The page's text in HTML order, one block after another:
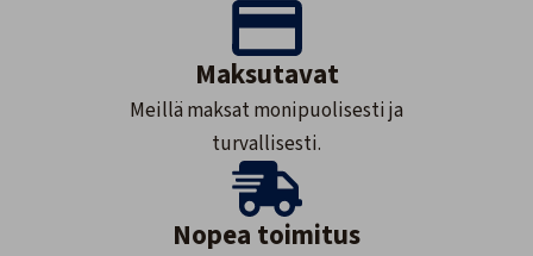
Maksutavat
Meillä maksat monipuolisesti ja
turvallisesti.
Nopea toimitus